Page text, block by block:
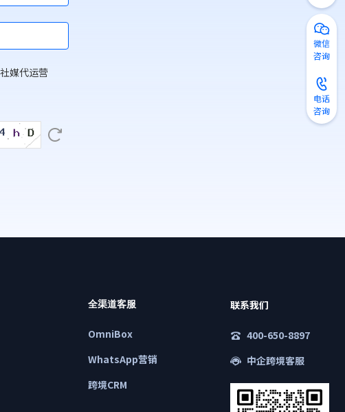
媒代运营
全渠道客服
OmniBox
WhatsApp营销
跨境CRM
联系我们
400-650-8897
中企跨境客服
微信
咨询
电话
咨询